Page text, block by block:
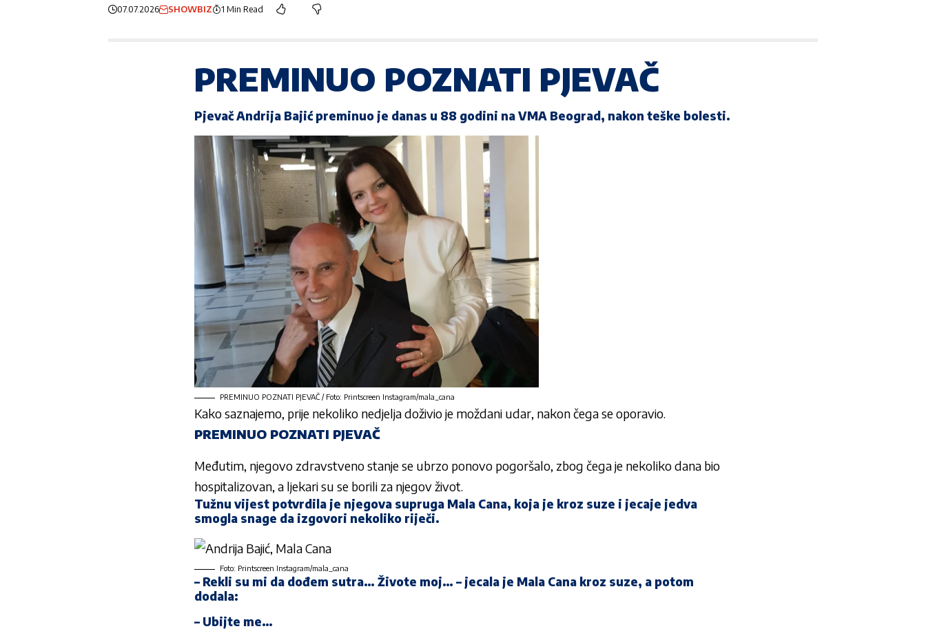
07.07.2026 SHOWBIZ 1 Min Read
PREMINUO POZNATI PJEVAČ
PjevačAndrija Bajićpreminuo je danas u 88 godini na VMA Beograd, nakon teške bolesti.
PREMINUO POZNATI PJEVAČ / Foto: Printscreen Instagram/mala_cana
Kako saznajemo, prije nekoliko nedjelja doživio je moždani udar, nakon čega se oporavio.
PREMINUO POZNATI PJEVAČ
Međutim, njegovo zdravstveno stanje se ubrzo ponovo pogoršalo, zbog čega je nekoliko dana bio
hospitalizovan, a ljekari su se borili za njegov život.
Tužnu vijest potvrdila je njegova supruga Mala Cana, koja je kroz suze i jecaje jedva
smogla snage da izgovori nekoliko riječi.
Foto: Printscreen Instagram/mala_cana
– Rekli su mi da dođem sutra… Živote moj… – jecala je Mala Cana kroz suze, a potom
dodala:
– Ubijte me…